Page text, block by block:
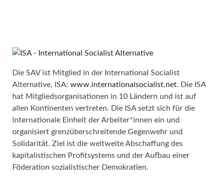
Die SAV ist Mitglied in der International Socialist
Alternative, ISA: www.internationalsocialist.net. Die ISA
hat Mitgliedsorganisationen in 10 Ländern und ist auf
allen Kontinenten vertreten. Die ISA setzt sich für die
internationale Einheit der Arbeiter*innen ein und
organisiert grenzüberschreitende Gegenwehr und
Solidarität. Ziel ist die weltweite Abschaffung des
kapitalistischen Profitsystems und der Aufbau einer
Föderation sozialistischer Demokratien.